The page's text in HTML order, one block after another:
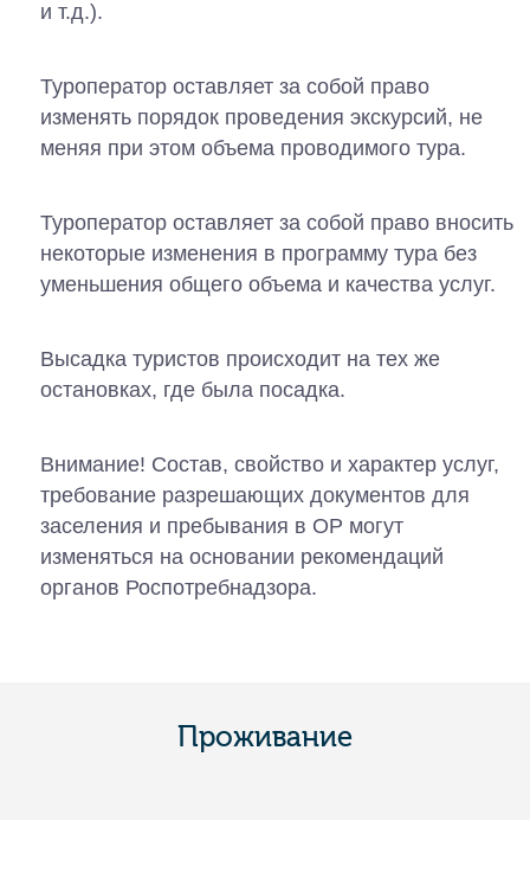
и т.д.).
Туроператор оставляет за собой право
изменять порядок проведения экскурсий, не
меняя при этом объема проводимого тура.
Туроператор оставляет за собой право вносить
некоторые изменения в программу тура без
уменьшения общего объема и качества услуг.
Высадка туристов происходит на тех же
остановках, где была посадка.
Внимание! Состав, свойство и характер услуг,
требование разрешающих документов для
заселения и пребывания в ОР могут
изменяться на основании рекомендаций
органов Роспотребнадзора.
Проживание